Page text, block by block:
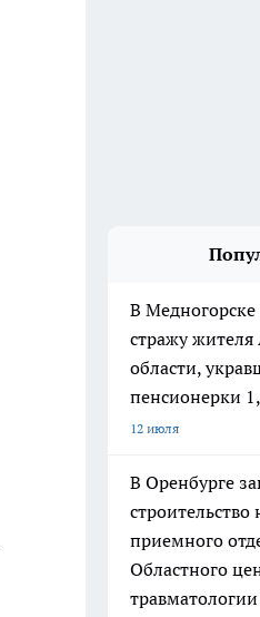
В
стражу
области,
пенсионерки
12 июля
В Оренбурге
строительство
приемного
Областного
травматологии